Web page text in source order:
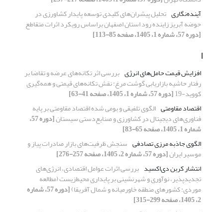
آینده‌نگاری تحلیل پیشران‌های کلیدی توسعه پایدار کشاورزی در
حوضه آبریز زاینده رود استان اصفهان براساس رویکرد اثرات متقاطع
[دوره 57، شماره 1، 1405، صفحه 85-113]
ا
افزایش قیمت حامل‌های انرژی بررسی اثر تکانه‌های عرضه و تقاضا بر
رفتار حاشیه بازاریابی گوشت مرغ: نقش تکانه‌های قیمتی و همه‌گیری
کووید-19
[دوره 57، شماره 1، 1405، صفحه 41-63]
اقتصاد مقاومتی الگوی تلفیقی و بومی شده اقتصاد مقاومتی بر پایه
فناوری‌های دیجیتال در کشاورزی و صنایع‌دستی سیستان [دوره 57،
شماره 1، 1405، صفحه 65-83]
الگوی جاذبه مرزی تصادفی سنجش ظرفیت‌های بازار صادرات پیاز و
موسیر ایران[دوره 57، شماره 2، 1405، صفحه 257-276]
انتشار کربن دی‌اکسید بررسی اثرات عوامل اقتصادی، انرژی‏‌های
تجدیدپذیر، نوآوری و شهرنشینی بر پایداری محیط‌زیست (مطالعه
موردی: کشورهای منطقه خاورمیانه و شمال آفریقا) [دوره 57، شماره
2، 1405، صفحه 299-315]